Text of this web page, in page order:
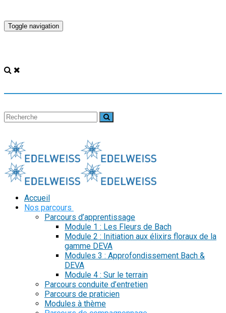
Toggle navigation
Accueil
Nos parcours
Parcours d’apprentissage
Module 1 : Les Fleurs de Bach
Module 2 : Initiation aux élixirs floraux de la
gamme DEVA
Modules 3 : Approfondissement Bach &
DEVA
Module 4 : Sur le terrain
Parcours conduite d’entretien
Parcours de praticien
Modules à thème